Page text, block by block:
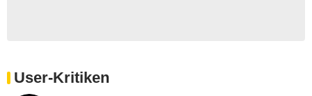
User-Kritiken